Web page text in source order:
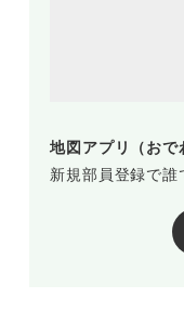
地図アプリ（お
新規部員登録で